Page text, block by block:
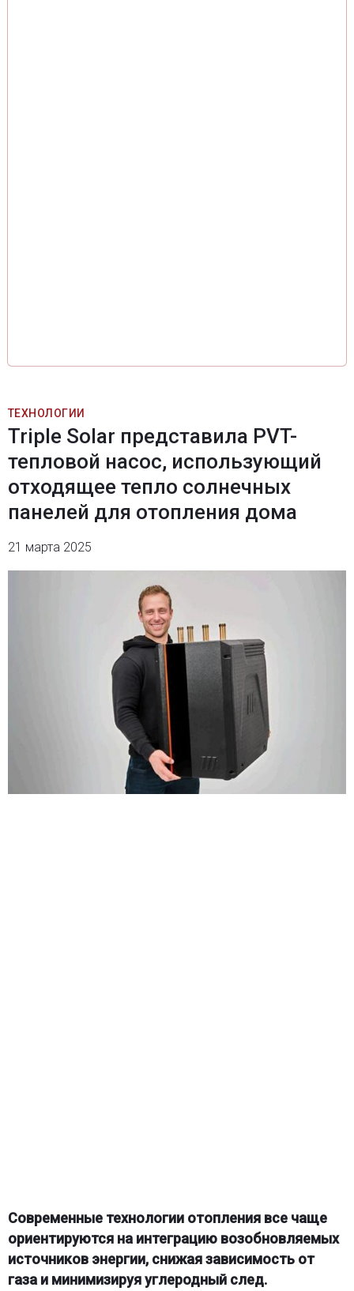
ТЕХНОЛОГИИ
Triple Solar представила PVT-
тепловой насос, использующий
отходящее тепло солнечных
панелей для отопления дома
21 марта 2025
Современные технологии отопления все чаще
ориентируются на интеграцию возобновляемых
источников энергии, снижая зависимость от
газа и минимизируя углеродный след.